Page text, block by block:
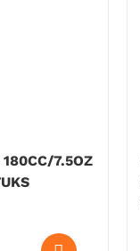
180CC/7.5OZ